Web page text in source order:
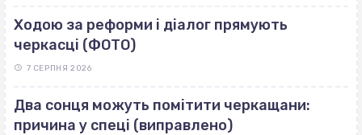
Ходою за реформи і діалог прямують
черкасці (ФОТО)
7 СЕРПНЯ 2026
Два сонця можуть помітити черкащани:
причина у спеці (виправлено)